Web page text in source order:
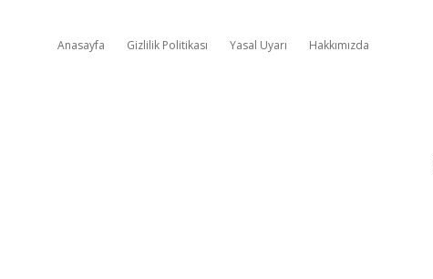
Anasayfa Gizlilik Politikası Yasal Uyarı Hakkımızda